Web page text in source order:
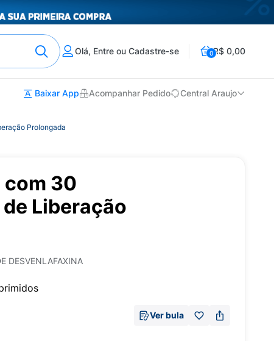
Olá, Entre ou Cadastre-se 0R$ 0,00
Baixar App Acompanhar Pedido Central Araujo
Prolongada
com 30
Liberação
DESVENLAFAXINA
Ver bula